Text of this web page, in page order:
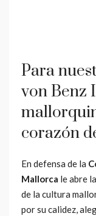
Para
von Benz
corazón
En defensa de la
Mallorca le abre
de la cultura
por su calidez,